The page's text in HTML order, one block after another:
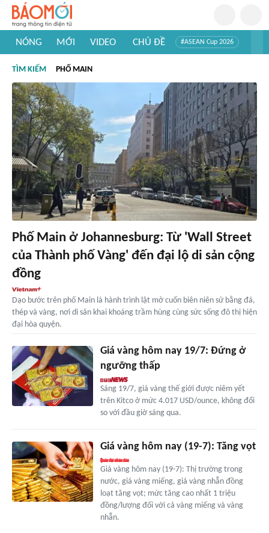
NÓNG MỚI VIDEO CHỦ ĐỀ #ASEAN Cup 2026
#Khám phá thế giới
TÌM KIẾM PHỐ MAIN
Phố Main ở Johannesburg: Từ 'Wall Street
của Thành phố Vàng' đến đại lộ di sản cộng
đồng
Dạo bước trên phố Main là hành trình lật mở cuốn biên niên sử bằng đá,
thép và vàng, nơi di sản khai khoáng trầm hùng cùng sức sống đô thị hiện
đại hòa quyện.
Giá vàng hôm nay 19/7: Đứng ở
ngưỡng thấp
Sáng 19/7, giá vàng thế giới được niêm yết
trên Kitco ở mức 4.017 USD/ounce, không đổi
so với đầu giờ sáng qua.
Giá vàng hôm nay (19-7): Tăng vọt
Giá vàng hôm nay (19-7): Thị trường trong
nước, giá vàng miếng, giá vàng nhẫn đồng
loạt tăng vọt; mức tăng cao nhất 1 triệu
đồng/lượng đối với cả vàng miếng và vàng
nhẫn.